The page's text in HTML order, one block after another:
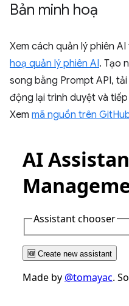
Bản minh hoạ
Xem cách quản lý phiên
hoạ quản lý phiên AI. Tạo
song bằng Prompt API,
động lại trình duyệt và
Xem mã nguồn trên